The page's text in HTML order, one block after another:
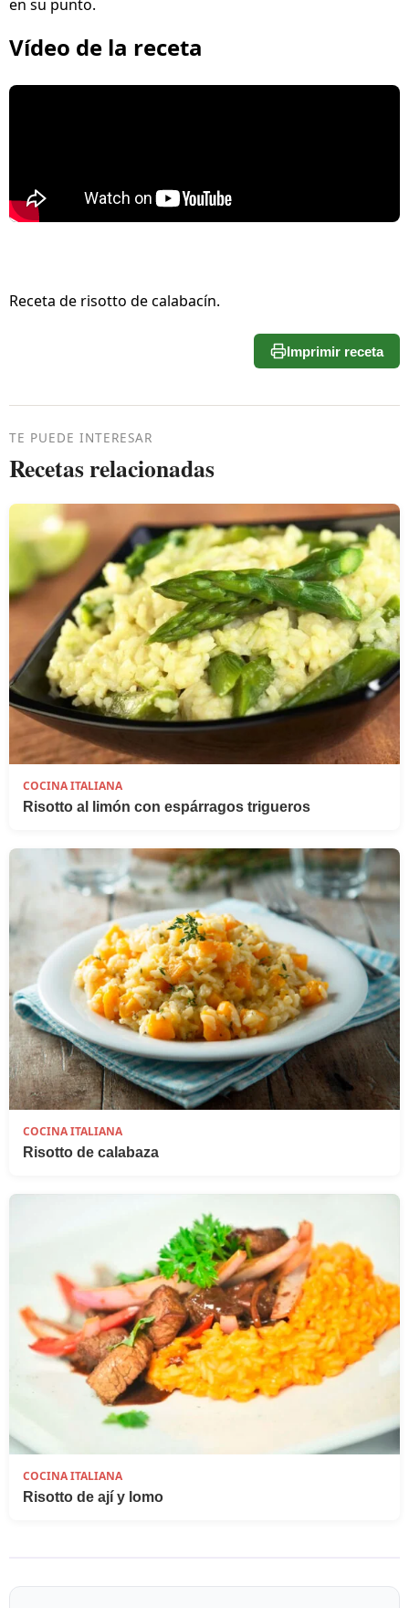
en su punto.
Vídeo de la receta
Receta de risotto de calabacín.
Imprimir receta
TE PUEDE INTERESAR
Recetas relacionadas
COCINA ITALIANA
Risotto al limón con espárragos trigueros
COCINA ITALIANA
Risotto de calabaza
COCINA ITALIANA
Risotto de ají y lomo